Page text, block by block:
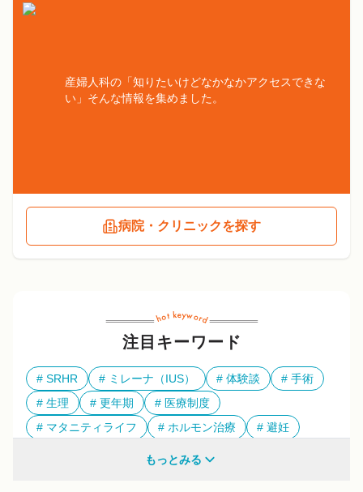
産婦人科の「知りたいけどなかなかアクセスできな
い」そんな情報を集めました。
病院・クリニックを探す
注目キーワード
SRHR ミレーナ（IUS） 体験談
手術
生理
更年期
医療制度
マタニティライフ
ホルモン治療
避妊
もっとみる